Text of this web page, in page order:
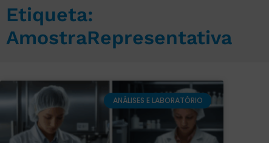
Etiqueta:
AmostraRepresentativa
ANÁLISES E LABORATÓRIO